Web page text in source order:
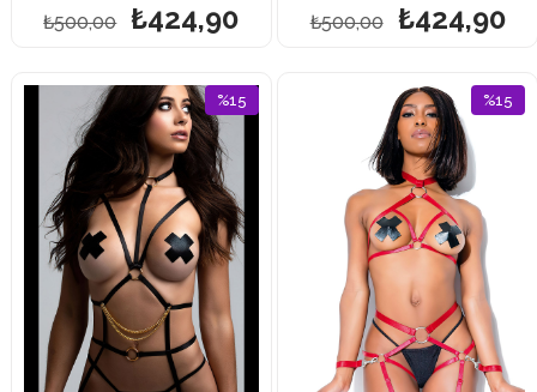
₺424,90
₺500,00 ₺424,90
₺500,00
%15
İndirim
%15İndirim
%15